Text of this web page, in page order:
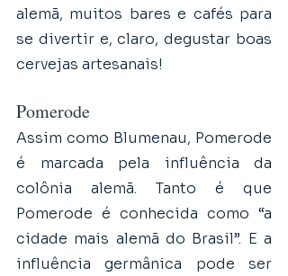
alemã, muitos bares e cafés para
se divertir e, claro, degustar boas
cervejas artesanais!
Pomerode
Assim como Blumenau, Pomerode
é marcada pela influência da
colônia alemã. Tanto é que
Pomerode é conhecida como “a
cidade mais alemã do Brasil”. E a
influência germânica pode ser